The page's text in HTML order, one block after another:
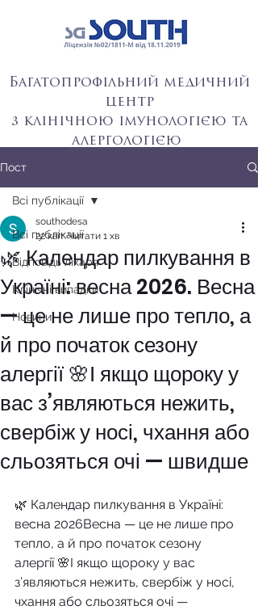
Багатопрофільний медичний
центр
з клінічною імунологією та
алергологією
Пост
Всі публікації
Відповідь лікаря
Клінічні випадки
Новини
Всі публікації
🌿 Календар пилкування в
Україні: весна 2026. Весна
— це не лише про тепло, а
й про початок сезону
алергії 🌸І якщо щороку у
вас з’являються нежить,
свербіж у носі, чхання або
сльозяться очі — швидше
southodesa
22 квіт.Читати 1 хв
🌿 Календар пилкування в Україні:
весна 2026Весна — це не лише про
тепло, а й про початок сезону
алергії 🌸І якщо щороку у вас
з’являються нежить, свербіж у носі,
чхання або сльозяться очі —